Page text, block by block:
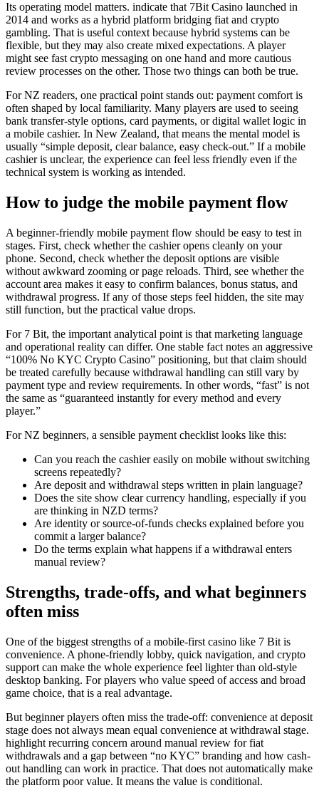
Its operating model matters. indicate that 7Bit Casino launched in
2014 and works as a hybrid platform bridging fiat and crypto
gambling. That is useful context because hybrid systems can be
flexible, but they may also create mixed expectations. A player
might see fast crypto messaging on one hand and more cautious
review processes on the other. Those two things can both be true.
For NZ readers, one practical point stands out: payment comfort is
often shaped by local familiarity. Many players are used to seeing
bank transfer-style options, card payments, or digital wallet logic in
a mobile cashier. In New Zealand, that means the mental model is
usually “simple deposit, clear balance, easy check-out.” If a mobile
cashier is unclear, the experience can feel less friendly even if the
technical system is working as intended.
How to judge the mobile payment flow
A beginner-friendly mobile payment flow should be easy to test in
stages. First, check whether the cashier opens cleanly on your
phone. Second, check whether the deposit options are visible
without awkward zooming or page reloads. Third, see whether the
account area makes it easy to confirm balances, bonus status, and
withdrawal progress. If any of those steps feel hidden, the site may
still function, but the practical value drops.
For 7 Bit, the important analytical point is that marketing language
and operational reality can differ. One stable fact notes an aggressive
“100% No KYC Crypto Casino” positioning, but that claim should
be treated carefully because withdrawal handling can still vary by
payment type and review requirements. In other words, “fast” is not
the same as “guaranteed instantly for every method and every
player.”
For NZ beginners, a sensible payment checklist looks like this:
Can you reach the cashier easily on mobile without switching
screens repeatedly?
Are deposit and withdrawal steps written in plain language?
Does the site show clear currency handling, especially if you
are thinking in NZD terms?
Are identity or source-of-funds checks explained before you
commit a larger balance?
Do the terms explain what happens if a withdrawal enters
manual review?
Strengths, trade-offs, and what beginners
often miss
One of the biggest strengths of a mobile-first casino like 7 Bit is
convenience. A phone-friendly lobby, quick navigation, and crypto
support can make the whole experience feel lighter than old-style
desktop banking. For players who value speed of access and broad
game choice, that is a real advantage.
But beginner players often miss the trade-off: convenience at deposit
stage does not always mean equal convenience at withdrawal stage.
highlight recurring concern around manual review for fiat
withdrawals and a gap between “no KYC” branding and how cash-
out handling can work in practice. That does not automatically make
the platform poor value. It means the value is conditional.